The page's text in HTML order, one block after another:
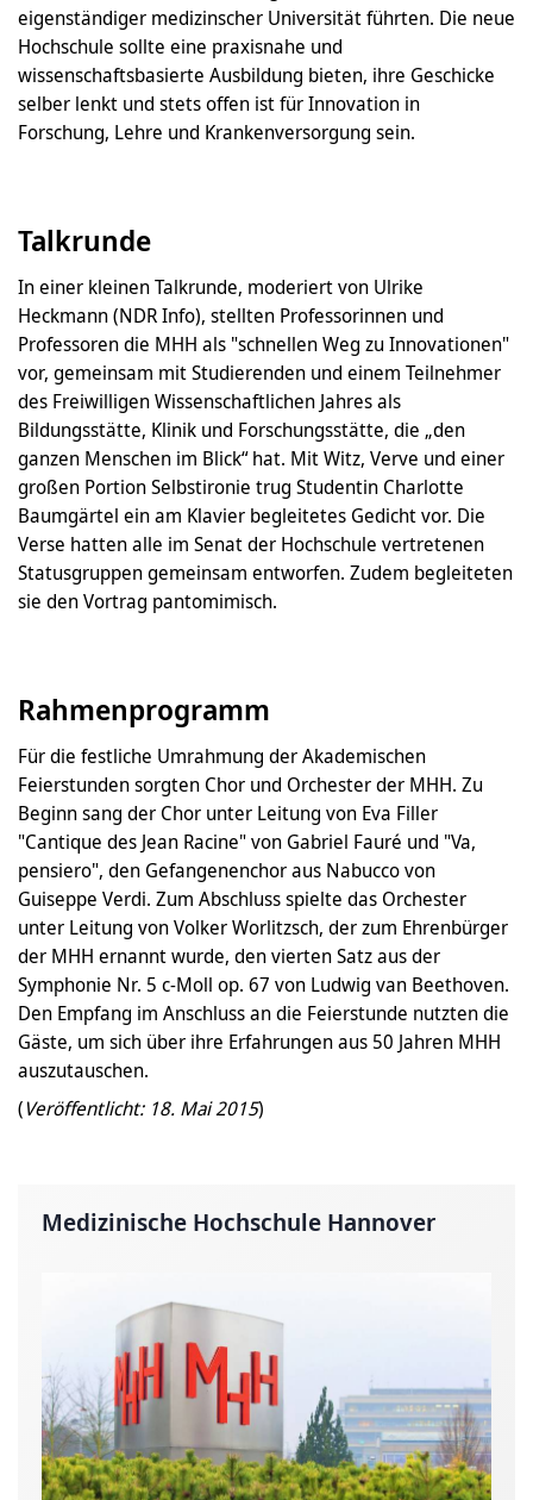
eigenständiger medizinscher Universität führten. Die neue
Hochschule sollte eine praxisnahe und
wissenschaftsbasierte Ausbildung bieten, ihre Geschicke
selber lenkt und stets offen ist für Innovation in
Forschung, Lehre und Krankenversorgung sein.
Talkrunde
In einer kleinen Talkrunde, moderiert von Ulrike
Heckmann (NDR Info), stellten Professorinnen und
Professoren die MHH als "schnellen Weg zu Innovationen"
vor, gemeinsam mit Studierenden und einem Teilnehmer
des Freiwilligen Wissenschaftlichen Jahres als
Bildungsstätte, Klinik und Forschungsstätte, die „den
ganzen Menschen im Blick“ hat. Mit Witz, Verve und einer
großen Portion Selbstironie trug Studentin Charlotte
Baumgärtel ein am Klavier begleitetes Gedicht vor. Die
Verse hatten alle im Senat der Hochschule vertretenen
Statusgruppen gemeinsam entworfen. Zudem begleiteten
sie den Vortrag pantomimisch.
Rahmenprogramm
Für die festliche Umrahmung der Akademischen
Feierstunden sorgten Chor und Orchester der MHH. Zu
Beginn sang der Chor unter Leitung von Eva Filler
"Cantique des Jean Racine" von Gabriel Fauré und "Va,
pensiero", den Gefangenenchor aus Nabucco von
Guiseppe Verdi. Zum Abschluss spielte das Orchester
unter Leitung von Volker Worlitzsch, der zum Ehrenbürger
der MHH ernannt wurde, den vierten Satz aus der
Symphonie Nr. 5 c-Moll op. 67 von Ludwig van Beethoven.
Den Empfang im Anschluss an die Feierstunde nutzten die
Gäste, um sich über ihre Erfahrungen aus 50 Jahren MHH
auszutauschen.
(Veröffentlicht: 18. Mai 2015)
Medizinische Hochschule Hannover